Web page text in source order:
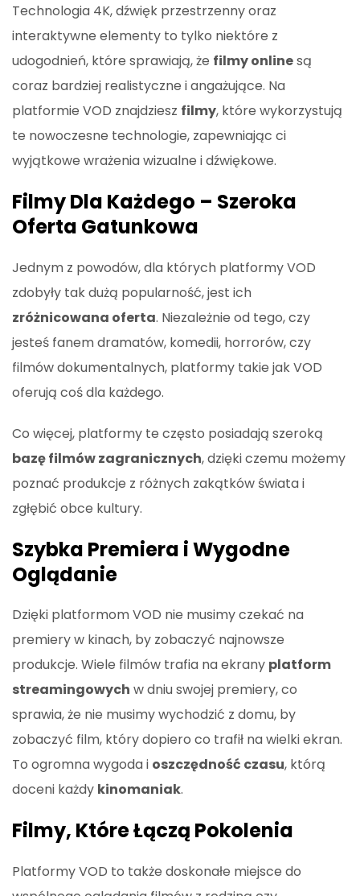
Technologia 4K, dźwięk przestrzenny oraz
interaktywne elementy to tylko niektóre z
udogodnień, które sprawiają, że filmy onlinesą
coraz bardziej realistyczne i angażujące. Na
platformie VOD znajdziesz filmy, które wykorzystują
te nowoczesne technologie, zapewniając ci
wyjątkowe wrażenia wizualne i dźwiękowe.
Filmy Dla Każdego – Szeroka
Oferta Gatunkowa
Jednym z powodów, dla których platformy VOD
zdobyły tak dużą popularność, jest ich
zróżnicowana oferta. Niezależnie od tego, czy
jesteś fanem dramatów, komedii, horrorów, czy
filmów dokumentalnych, platformy takie jak VOD
oferują coś dla każdego.
Co więcej, platformy te często posiadają szeroką
bazę filmów zagranicznych, dzięki czemu możemy
poznać produkcje z różnych zakątków świata i
zgłębić obce kultury.
Szybka Premiera i Wygodne
Oglądanie
Dzięki platformom VOD nie musimy czekać na
premiery w kinach, by zobaczyć najnowsze
produkcje. Wiele filmów trafia na ekrany platform
streamingowych w dniu swojej premiery, co
sprawia, że nie musimy wychodzić z domu, by
zobaczyć film, który dopiero co trafił na wielki ekran.
To ogromna wygoda i oszczędność czasu, którą
doceni każdy kinomaniak.
Filmy, Które Łączą Pokolenia
Platformy VOD to także doskonałe miejsce do